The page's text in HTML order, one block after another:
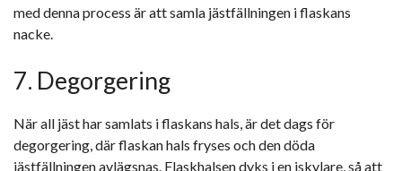
med denna process är att samla jästfällningen i flaskans
nacke.
7. Degorgering
När all jäst har samlats i flaskans hals, är det dags för
degorgering, där flaskan hals fryses och den döda
jästfällningen avlägsnas. Flaskhalsen dyks i en iskylare, så att